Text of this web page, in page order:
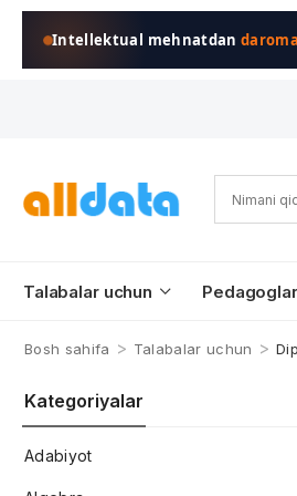
Intellektual mehnatdan
Talabalar uchun
Bosh sahifa > Talabalar uchun >
Kategoriyalar
Adabiyot